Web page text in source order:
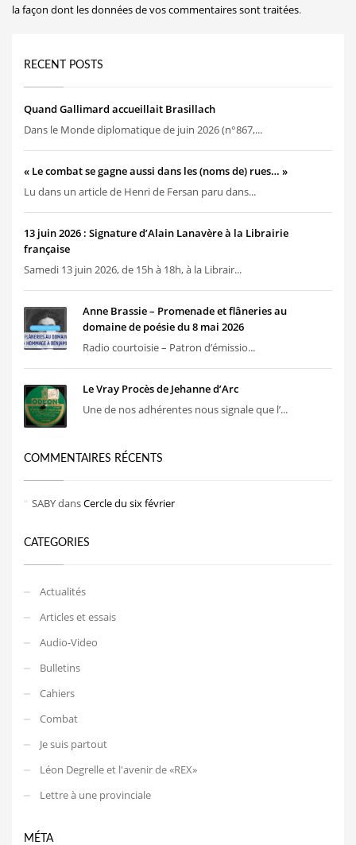
la façon dont les données de vos commentaires sont traitées.
RECENT POSTS
Quand Gallimard accueillait Brasillach
Dans le Monde diplomatique de juin 2026 (n°867,...
« Le combat se gagne aussi dans les (noms de) rues… »
Lu dans un article de Henri de Fersan paru dans...
13 juin 2026 : Signature d’Alain Lanavère à la Librairie
française
Samedi 13 juin 2026, de 15h à 18h, à la Librair...
Anne Brassie – Promenade et flâneries au
domaine de poésie du 8 mai 2026
Radio courtoisie – Patron d’émissio...
Le Vray Procès de Jehanne d’Arc
Une de nos adhérentes nous signale que l’...
COMMENTAIRES RÉCENTS
SABYdansCercle du six février
CATEGORIES
Actualités
Articles et essais
Audio-Video
Bulletins
Cahiers
Combat
Je suis partout
Léon Degrelle et l'avenir de «REX»
Lettre à une provinciale
MÉTA